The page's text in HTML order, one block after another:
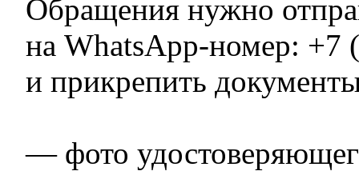
Обращения нужно
на WhatsApp-номер: +7
и прикрепить
— фото